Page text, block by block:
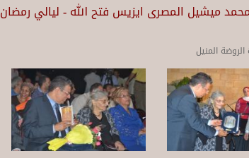
ميشيل المصرى ايزيس فتح الله - ليالي رمضان
المنيل